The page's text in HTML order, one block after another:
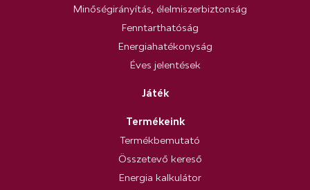
Minőségirányítás, élelmiszerbiztonság
Fenntarthatóság
Energiahatékonyság
Éves jelentések
Játék
Termékeink
Termékbemutató
Összetevő kereső
Energia kalkulátor